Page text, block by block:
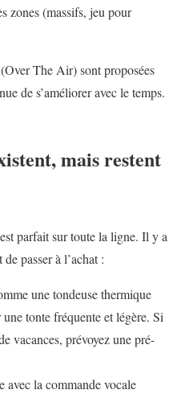
zones (massifs, jeu pour
The Air) sont proposées
de s’améliorer avec le temps.
mais restent
parfait sur toute la ligne. Il y a
passer à l’achat :
une tondeuse thermique
tonte fréquente et légère. Si
vacances, prévoyez une pré-
avec la commande vocale